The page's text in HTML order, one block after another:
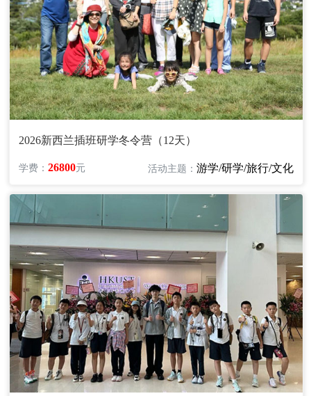
2026新西兰插班研学冬令营（12天）
学费：26800元 活动主题： 游学/研学/旅行/文化